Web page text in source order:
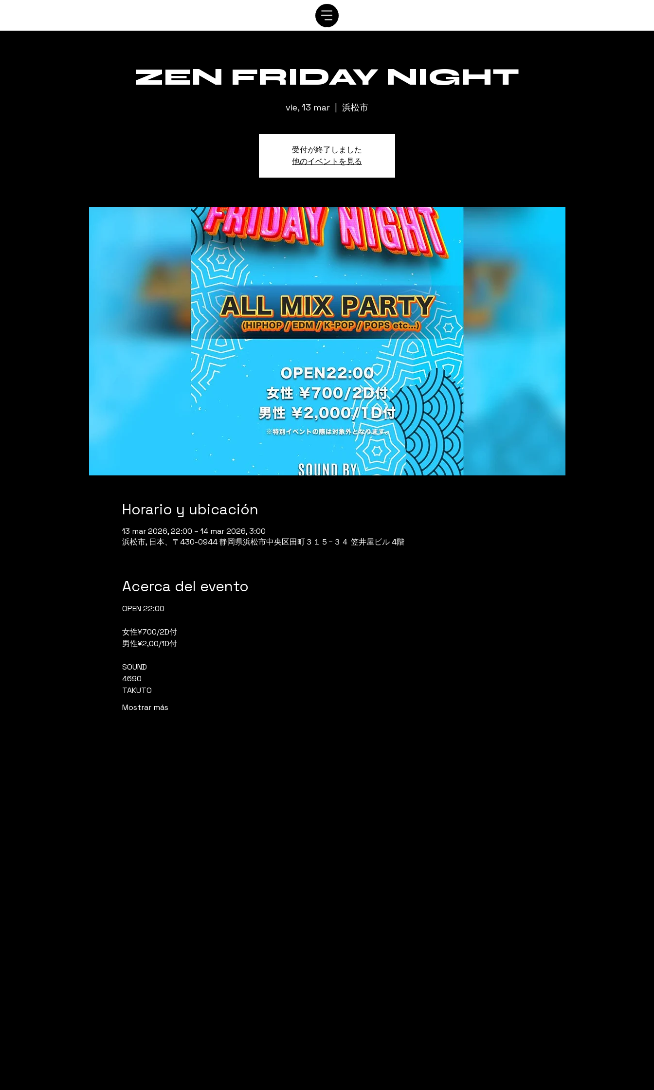
CRONOGRAMA personaje
ZEN FRIDAY NIGHT
vie, 13 mar 浜松市
受付が終了しました
他のイベントを見る
Horario y ubicación
13 mar 2026, 22:00 – 14 mar 2026, 3:00
浜松市, 日本、〒430-0944 静岡県浜松市中央区田町３１５−３４ 笠井屋ビル 4階
Acerca del evento
OPEN 22:00
女性¥700/2D付
男性¥2,00/1D付
SOUND
4690
TAKUTO
Mostrar más